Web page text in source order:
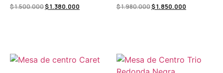
$1.500.000$1.380.000 $1.980.000$1.850.000